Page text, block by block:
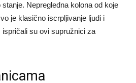
Nepregledna kolona od koje
je klasično iscrpljivanje ljudi i
ispričali su ovi supružnici za